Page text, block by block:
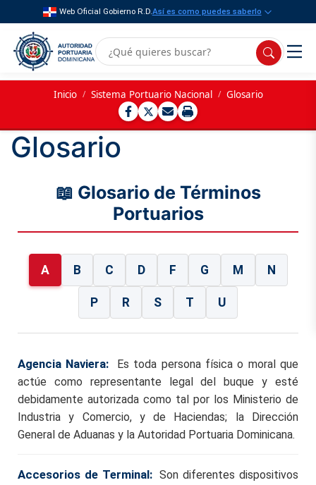
Web Oficial Gobierno R.D.Así es como puedes saberlo
Inicio / Sistema Portuario Nacional / Glosario
Glosario
📖 Glosario de Términos
Portuarios
A B C D F G M N
P R S T U
Agencia Naviera:
Es toda persona física o moral que
actúe como representante legal del buque y esté
debidamente autorizada como tal por los Ministerio de
Industria y Comercio, y de Haciendas; la Dirección
General de Aduanas y la Autoridad Portuaria Dominicana.
Accesorios de Terminal: Son diferentes dispositivos